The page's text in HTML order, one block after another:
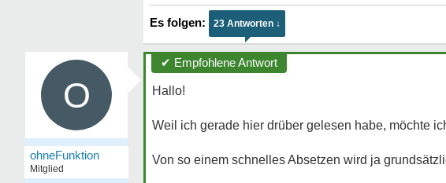
23 Antworten ↓
O
ohneFunktion
Mitglied
✔ Empfohlene Antwort
Hallo!
Weil ich gerade hier drüber gelesen habe, möchte
Von so einem schnelles Absetzen wird ja